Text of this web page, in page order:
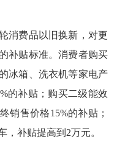
消费品以旧换新，对更
补贴标准。消费者购买
冰箱、洗衣机等家电产
的补贴；购买二级能效
销售价格15%的补贴；
，补贴提高到2万元。